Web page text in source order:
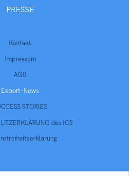
PRESSE
Kontakt
Impressum
AGB
Export-News
STORIES
des ICS